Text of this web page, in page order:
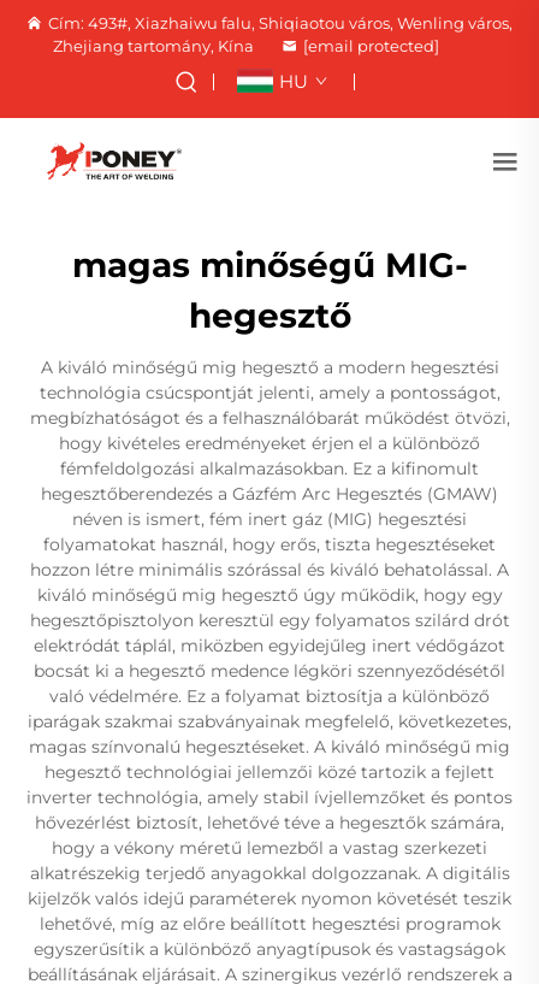
Cím: 493#, Xiazhaiwu falu, Shiqiaotou város, Wenling város,
Zhejiang tartomány, Kína
[email protected]
HU
magas minőségű MIG-
hegesztő
A kiváló minőségű mig hegesztő a modern hegesztési
technológia csúcspontját jelenti, amely a pontosságot,
megbízhatóságot és a felhasználóbarát működést ötvözi,
hogy kivételes eredményeket érjen el a különböző
fémfeldolgozási alkalmazásokban. Ez a kifinomult
hegesztőberendezés a Gázfém Arc Hegesztés (GMAW)
néven is ismert, fém inert gáz (MIG) hegesztési
folyamatokat használ, hogy erős, tiszta hegesztéseket
hozzon létre minimális szórással és kiváló behatolással. A
kiváló minőségű mig hegesztő úgy működik, hogy egy
hegesztőpisztolyon keresztül egy folyamatos szilárd drót
elektródát táplál, miközben egyidejűleg inert védőgázot
bocsát ki a hegesztő medence légköri szennyeződésétől
való védelmére. Ez a folyamat biztosítja a különböző
iparágak szakmai szabványainak megfelelő, következetes,
magas színvonalú hegesztéseket. A kiváló minőségű mig
hegesztő technológiai jellemzői közé tartozik a fejlett
inverter technológia, amely stabil ívjellemzőket és pontos
hővezérlést biztosít, lehetővé téve a hegesztők számára,
hogy a vékony méretű lemezből a vastag szerkezeti
alkatrészekig terjedő anyagokkal dolgozzanak. A digitális
kijelzők valós idejű paraméterek nyomon követését teszik
lehetővé, míg az előre beállított hegesztési programok
egyszerűsítik a különböző anyagtípusok és vastagságok
beállításának eljárásait. A szinergikus vezérlő rendszerek a